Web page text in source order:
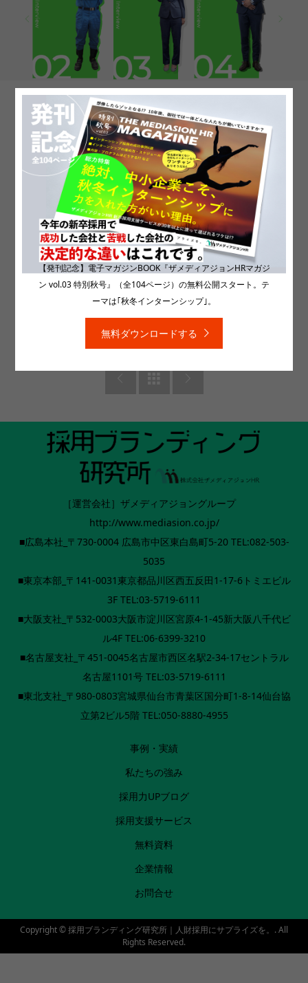
鶴見製紙株式会社［本社：埼玉
県］
鶴見製紙株式会社
■採用サイト:
https://tsurumipaper.co.jp/recruit/
■採用ストーリーブック
CATEGORIES
採用サイト,採用ストーリーブック
［運営会社］ザメディアジョングループ
http://www.mediasion.co.jp/
■広島本社_〒730-0004 広島市中区東白島町5-20 TEL:082-503-
5035
■東京本部_〒141-0031東京都品川区西五反田1-17-6トミエビル
3F TEL:03-5719-6111
■大阪支社_〒532-0003大阪市淀川区宮原4-1-45新大阪八千代ビ
ル4F TEL:06-6399-3210
■名古屋支社_〒451-0045名古屋市西区名駅2-34-17セントラル
名古屋1101号 TEL:03-5719-6111
■東北支社_〒980-0803宮城県仙台市青葉区国分町1-8-14仙台協
立第2ビル5階 TEL:050-8880-4955
事例・実績
私たちの強み
採用力UPブログ
採用支援サービス
無料資料
企業情報
お問合せ
Copyright ©採用ブランディング研究所｜人財採用にサプライズを。. All
Rights Reserved.
【発刊記念】電子マガジンBOOK『ザメディアジョンHRマガジ
ン vol.03 特別秋号』（全104ページ）の無料公開スタート。テ
ーマは｢秋冬インターンシップ｣。
無料ダウンロードする